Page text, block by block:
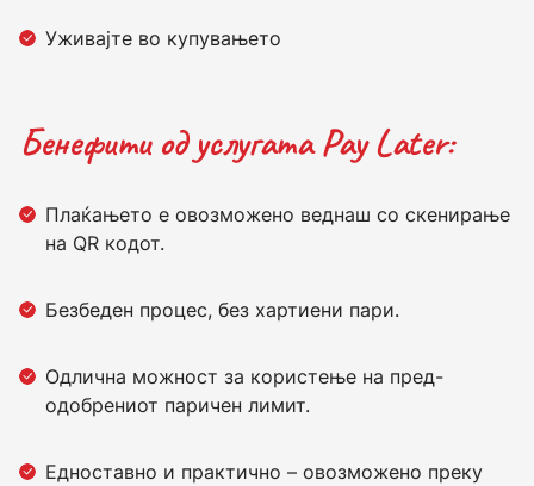
Уживајте во купувањето
Бенефити од услугата Pay Later:
Плаќањето е овозможено веднаш со скенирање
на QR кодот.
Безбеден процес, без хартиени пари.
Одлична можност за користење на пред-
одобрениот паричен лимит.
Едноставно и практично – овозможено преку